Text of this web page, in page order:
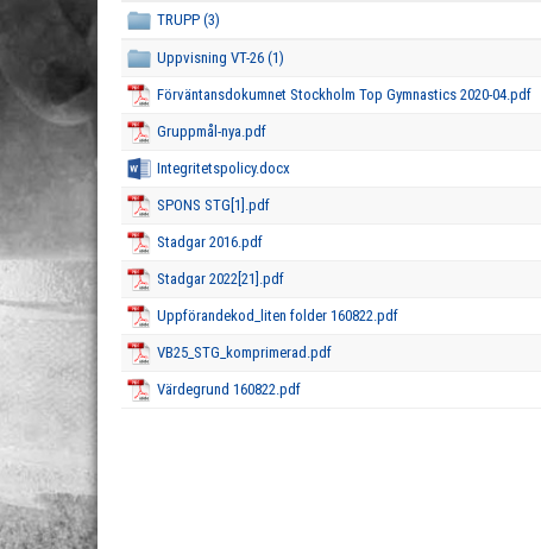
TRUPP (3)
Uppvisning VT-26 (1)
Förväntansdokumnet Stockholm Top Gymnastics 2020-04.pdf
Gruppmål-nya.pdf
Integritetspolicy.docx
SPONS STG[1].pdf
Stadgar 2016.pdf
Stadgar 2022[21].pdf
Uppförandekod_liten folder 160822.pdf
VB25_STG_komprimerad.pdf
Värdegrund 160822.pdf